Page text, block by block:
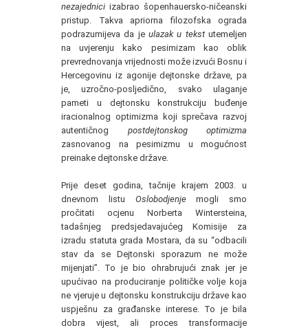
nezajednici izabrao šopenhauersko-ničeanski
pristup. Takva apriorna filozofska ograda
podrazumijeva da je ulazak u tekstutemeljen
na uvjerenju kako pesimizam kao oblik
prevrednovanja vrijednosti može izvući Bosnu i
Hercegovinu iz agonije dejtonske države, pa
je, uzročno-posljedično, svako ulaganje
pameti u dejtonsku konstrukciju buđenje
iracionalnog optimizma koji sprečava razvoj
autentičnog postdejtonskog optimizma
zasnovanog na pesimizmu u mogućnost
preinake dejtonske države.
Prije deset godina, tačnije krajem 2003. u
dnevnom listu Oslobodjenjemogli smo
pročitati ocjenu Norberta Wintersteina,
tadašnjeg predsjedavajućeg Komisije za
izradu statuta grada Mostara, da su “odbacili
stav da se Dejtonski sporazum ne može
mijenjati”. To je bio ohrabrujući znak jer je
upućivao na produciranje političke volje koja
ne vjeruje u dejtonsku konstrukciju države kao
uspješnu za građanske interese. To je bila
dobra vijest, ali proces transformacije